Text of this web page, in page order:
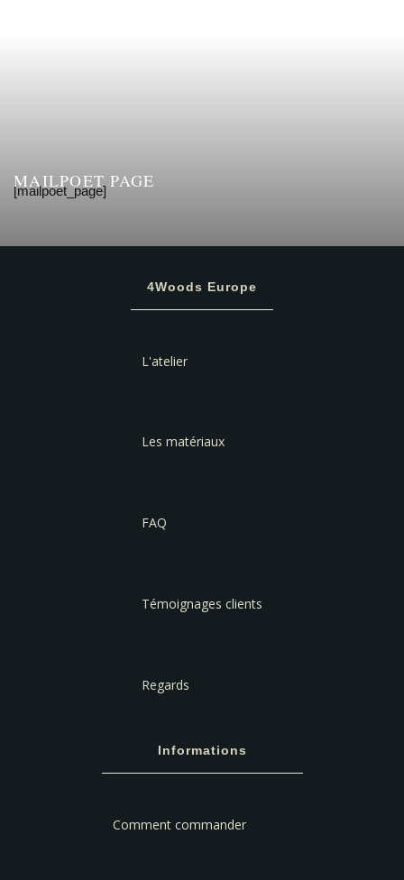
MAILPOET PAGE
[mailpoet_page]
4Woods Europe
L'atelier
Les matériaux
FAQ
Témoignages clients
Regards
Informations
Comment commander